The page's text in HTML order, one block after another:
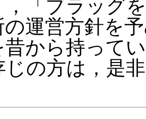
，「ブラッグ
の運営方針を
昔から持って
じの方は，是